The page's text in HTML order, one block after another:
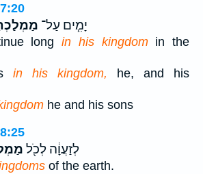
יָמִ֧ים עַל־
long in his kingdomin the
in his kingdom, he, and his
he and his sons
לְזַעֲוָ֔ה לְכֹ֖ל
of the earth.